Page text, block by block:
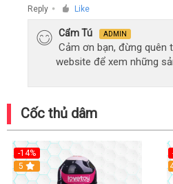
Reply ● Like
Cẩm Tú ADMIN
Cảm ơn bạn, đừng quên
website để xem những
Cốc thủ dâm
-14%
Hot
5